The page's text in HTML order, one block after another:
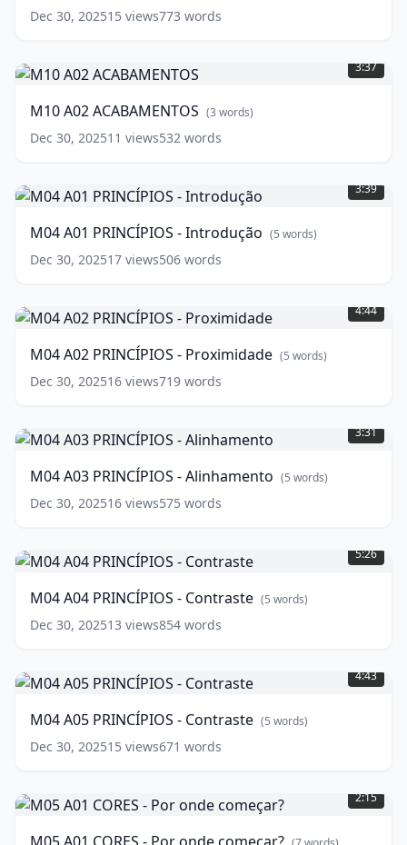
Dec 30, 202515 views773 words
A02
ACABAMENTOS (3
3:37
M10 A02 ACABAMENTOS (3 words)
Dec 30, 202511 views532 words
A01
PRINCÍPIOS
Introdução
(5
words)
3:39
M04 A01 PRINCÍPIOS - Introdução (5 words)
Dec 30, 202517 views506 words
A02
PRINCÍPIOS
Proximidade (5
words)
4:44
M04 A02 PRINCÍPIOS - Proximidade (5 words)
Dec 30, 202516 views719 words
A03
PRINCÍPIOS
Alinhamento (5
words)
3:31
M04 A03 PRINCÍPIOS - Alinhamento (5 words)
Dec 30, 202516 views575 words
A04
PRINCÍPIOS
Contraste (5
words)
5:26
M04 A04 PRINCÍPIOS - Contraste (5 words)
Dec 30, 202513 views854 words
A05
PRINCÍPIOS
Contraste (5
words)
4:43
M04 A05 PRINCÍPIOS - Contraste (5 words)
Dec 30, 202515 views671 words
A01
CORES
2:15